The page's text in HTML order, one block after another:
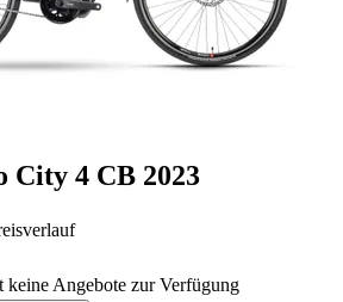
City 4 CB 2023
keine Angebote zur Verfügung